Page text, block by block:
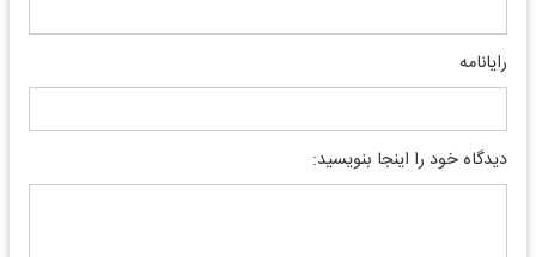
رایانامه
دیدگاه خود را اینجا بنویسید: